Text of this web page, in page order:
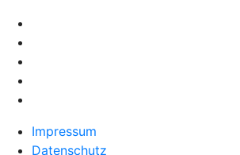
Impressum
Datenschutz